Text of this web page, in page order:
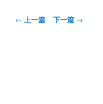
文← 上一篇 下一篇 →